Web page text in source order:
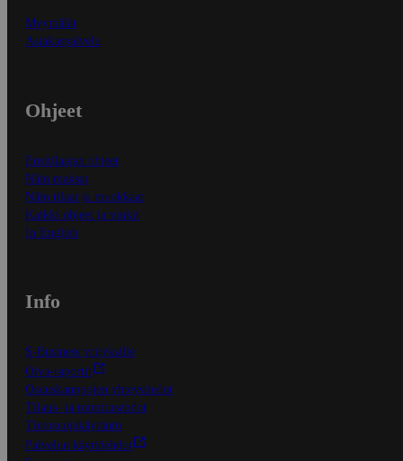
Myymälät
Asiakaspalvelu
Ohjeet
Ensitilaajan ohjeet
Näin maksat
Näin tilaat ja muokkaat
Kaikki ohjeet ja vinkit
In English
Info
S-Business yrityksille
Oiva-raportit
Osuuskauppojen yhteystiedot
Tilaus- ja toimitusehdot
Tietosuojakäytäntö
Palvelun käyttöehdot